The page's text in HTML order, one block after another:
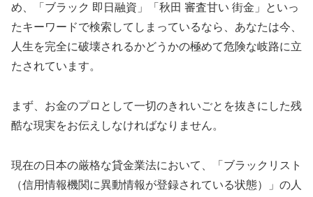
め、「ブラック 即日融資」「秋田 審査甘い 街金」といっ
たキーワードで検索してしまっているなら、あなたは今、
人生を完全に破壊されるかどうかの極めて危険な岐路に立
たされています。
まず、お金のプロとして一切のきれいごとを抜きにした残
酷な現実をお伝えしなければなりません。
現在の日本の厳格な貸金業法において、「ブラックリスト
（信用情報機関に異動情報が登録されている状態）」の人